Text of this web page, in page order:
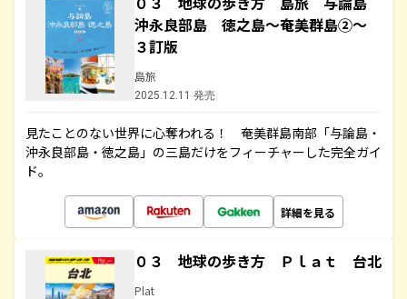
沖永良部島 徳之島～奄美群島②～
３訂版
島旅
2025.12.11 発売
見たことのない世界に心奪われる！ 奄美群島南部「与論島・
沖永良部島・徳之島」の三島だけをフィーチャーした完全ガイ
ド。
詳細を見る
０３ 地球の歩き方 Ｐｌａｔ 台北
Plat